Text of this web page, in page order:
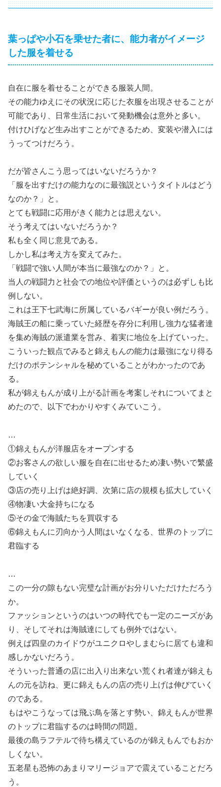
葉っぱや小石を乗せた者に、能力者がイメージ
した服を着せる
自在に服を着せることができる服装人間。
その能力ゆえにその状況に応じた衣服を出現させることが
可能であり、日常生活において発動機会は意外と多い。
付けひげなど生み出すことができるため、変装や潜入には
うってつけだろう。
だが皆さんこう思ってはいないだろうか？
「服を出すだけの能力なのに最強説というタイトルはどう
なのか？」と。
とても戦闘に応用がきく能力とは思えない。
そう考えてはいないだろうか？
私も全く同じ意見である。
しかし私は考え方を変えてみた。
「戦闘で強い人間が本当に最強なのか？」と。
当人の戦闘力と社会での地位や評価というのは必ずしも比
例しない。
これは王下七武海に所属しているバギーが良い例だろう。
海賊王の船に乗っていた経歴を存分に利用し強力な猛者達
を集め海賊の派遣業を営み、着実に地位を上げていった。
こういった観点でみると錦えもんの能力は最強になり得る
だけのポテンシャルを秘めていることがわかったのであ
る。
私が錦えもんが成り上がる計画を考案しそれについてまと
めたので、以下でわかりやすくみていこう。
…
①錦えもんが洋服店をオープンする
②お客さんの欲しい服を自在に出せるため凄い勢いで繁盛
していく
③店の売り上げは絶好調、次第に店の規模も拡大していく
④物凄い大金持ちになる
⑤その金で海賊たちを買収する
⑥錦えもんに刃向かう人間はいなくなる、世界のトップに
君臨する
…
この一分の隙もない完璧な計画がお分りいただけただろう
か。
ファッションというのはいつの時代でも一定のニーズがあ
り、そしてそれは海賊達にしても例外ではない。
例えば四皇のカイドウがユニクロやしまむらに居ても違和
感しかないだろう。
そういった普通の店に出入り出来ない荒くれ者達が錦えも
んの元を訪ね、更に錦えもんの店の売り上げは伸びていく
のである。
もはやこうなっては飛ぶ鳥を落とす勢い、錦えもんが世界
のトップに君臨するのは時間の問題。
最後の島ラフテルで待ち構えているのが錦えもんでもおか
しくない。
五老星も恐怖のあまりマリージョアで震えていることだろ
う。